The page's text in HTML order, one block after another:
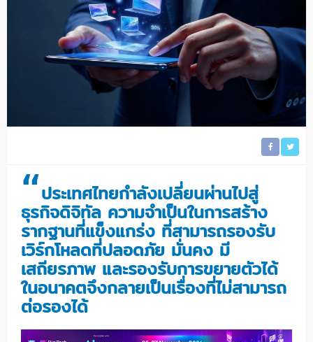
“ประเทศไทยกำลังเปลี่ยนผ่านไปสู่
ธุรกิจดิจิทัล ความจำเป็นในการสร้าง
รากฐานที่แข็งแกร่ง ที่สามารถรองรับ
เวิร์กโหลดที่ปลอดภัย มั่นคง มี
เสถียรภาพ และรองรับการขยายตัวได้
ในอนาคตจึงกลายเป็นเรื่องที่ไม่สามารถ
ต่อรองได้